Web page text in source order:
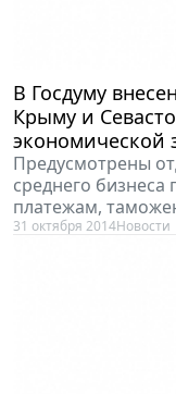
В Госдуму
Крыму и
экономической
Предусмотрены
среднего
платежам,
31 октября 2014Новости